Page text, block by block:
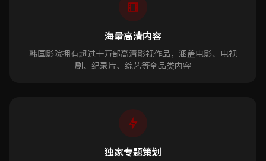
海量高清内容
韩国影院拥有超过十万部高清影视作品，涵盖电影、电视
剧、纪录片、综艺等全品类内容
独家专题策划